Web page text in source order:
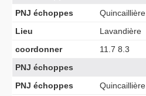
PNJ échoppes
Quincaillière
Lieu
Lavandière
coordonner
11.7 8.3
PNJ échoppes
PNJ échoppes
Quincaillière